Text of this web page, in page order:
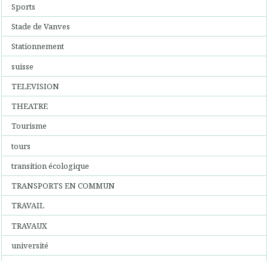
Sports
Stade de Vanves
Stationnement
suisse
TELEVISION
THEATRE
Tourisme
tours
transition écologique
TRANSPORTS EN COMMUN
TRAVAIL
TRAVAUX
université